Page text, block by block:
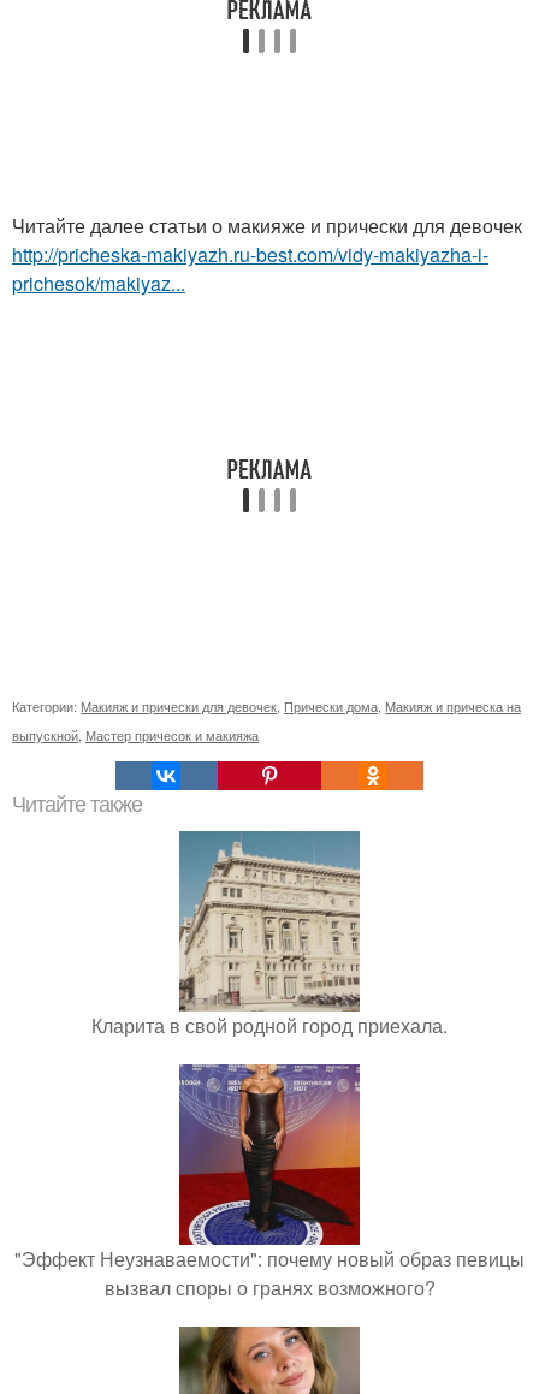
Читайте далее статьи о макияже и прически для девочек
http://pricheska-makiyazh.ru-best.com/vidy-makiyazha-i-
prichesok/makiyaz...
Категории: Макияж и прически для девочек Прически дома Макияж и прическа на
выпускной Мастер причесок и макияжа
Читайте также
Кларита в свой родной город приехала.
"Эффект Неузнаваемости": почему новый образ певицы
вызвал споры о гранях возможного?